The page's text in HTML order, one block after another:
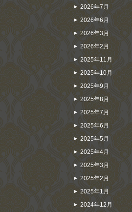
2026年7月
2026年6月
2026年3月
2026年2月
2025年11月
2025年10月
2025年9月
2025年8月
2025年7月
2025年6月
2025年5月
2025年4月
2025年3月
2025年2月
2025年1月
2024年12月